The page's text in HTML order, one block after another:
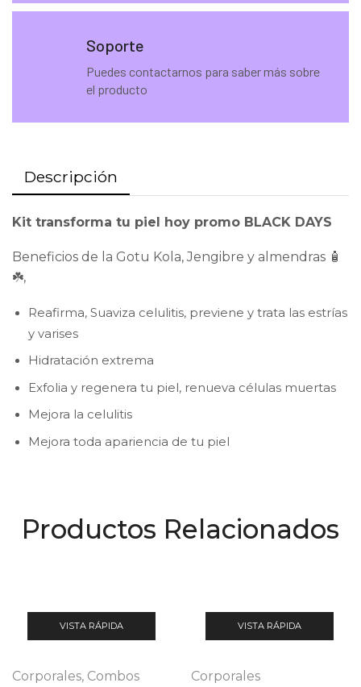
Soporte
Puedes contactarnos para saber más sobre
el producto
Descripción
Kit transforma tu piel hoy promo BLACK DAYS
Beneficios de la Gotu Kola, Jengibre y almendras 🧴
☘️,
Reafirma, Suaviza celulitis, previene y trata las estrías
y varises
Hidratación extrema
Exfolia y regenera tu piel, renueva células muertas
Mejora la celulitis
Mejora toda apariencia de tu piel
Productos Relacionados
VISTA RÁPIDA
Corporales, Combos
VISTA RÁPIDA
Corporales